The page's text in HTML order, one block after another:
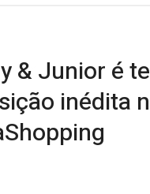
& Junior é
inédita